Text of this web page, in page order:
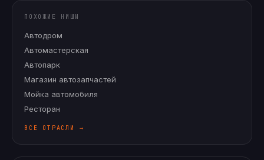
ПОХОЖИЕ НИШИ
Автодром
Автомастерская
Автопарк
Магазин автозапчастей
Мойка автомобиля
Ресторан
ВСЕ ОТРАСЛИ →